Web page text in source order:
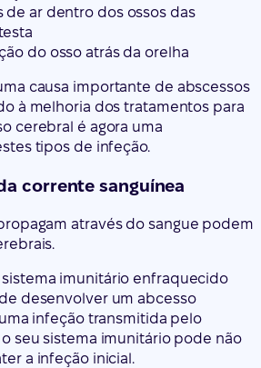
de ar dentro dos ossos das
do osso atrás da orelha
causa importante de abscessos
à melhoria dos tratamentos para
cerebral é agora uma
tipos de infeção.
corrente sanguínea
através do sangue podem
sistema imunitário enfraquecido
desenvolver um abcesso
infeção transmitida pelo
seu sistema imunitário pode não
a infeção inicial.